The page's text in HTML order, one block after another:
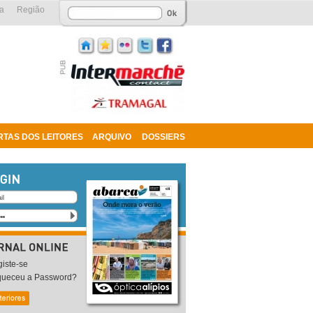
DOS LEITORES ARQUIVO DOSSIERS
Região
se
a Password?